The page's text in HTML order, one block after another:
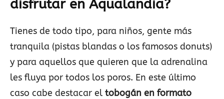
disfrutar en Aqualandia?
Tienes de todo tipo, para niños, gente más
tranquila (pistas blandas o los famosos donuts)
y para aquellos que quieren que la adrenalina
les fluya por todos los poros. En este último
caso cabe destacar el tobogán en formato